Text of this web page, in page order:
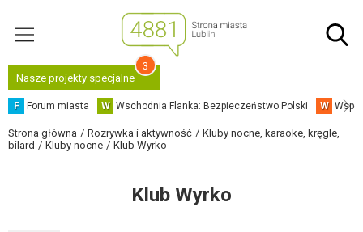
Nasze projekty specjalne
3
F Forum miasta W Wschodnia Flanka: Bezpieczeństwo Polski W
Strona główna Rozrywka i aktywność
Kluby nocne, karaoke, kręgle,
bilard
Kluby nocne Klub Wyrko
Klub Wyrko